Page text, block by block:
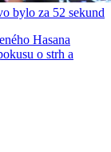
bylo za 52 sekund
Hasana
o strh a